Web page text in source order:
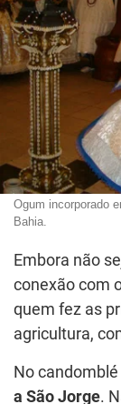
Ogum incorporado
Bahia.
Embora não
conexão com
quem fez as
agricultura,
No
a São Jorge.